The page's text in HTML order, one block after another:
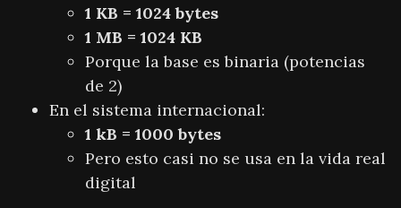
1 KB = 1024 bytes
1 MB = 1024 KB
Porque la base es binaria (potencias
de 2)
En el sistema internacional:
1 kB = 1000 bytes
Pero esto casi no se usa en la vida real
digital